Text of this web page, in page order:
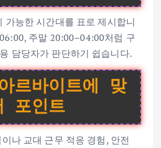
가능한 시간대를 표로 제시합니
주말 20:00–04:00처럼 구
담당자가 판단하기 쉽습니다.
르바이트에 맞
포인트
나 교대 근무 적응 경험, 안전